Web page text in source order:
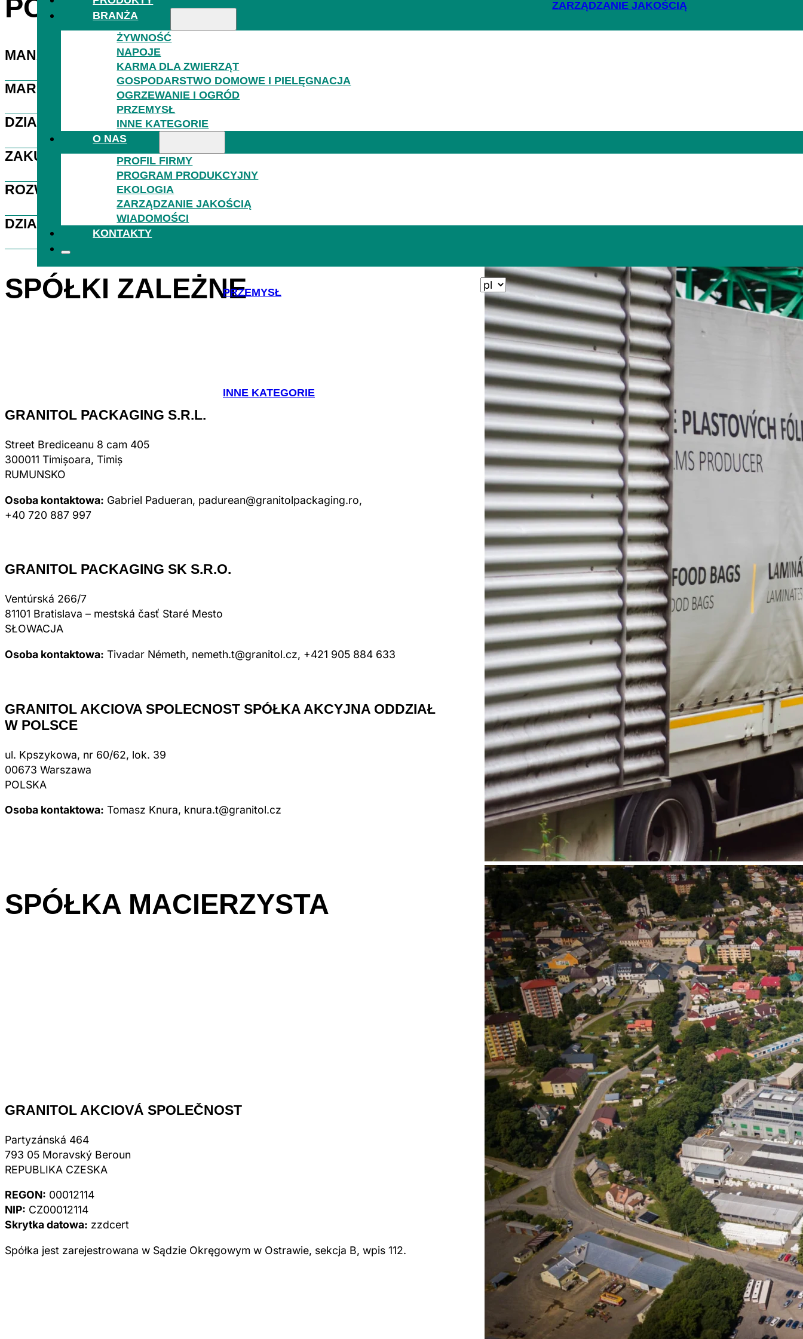
GOSPODARSTWO DOMOWE I PIELĘGNACJA
PRZEMYSŁ
INNE KATEGORIE
ZARZĄDZANIE JAKOŚCIĄ
BRANŻA
ŻYWNOŚĆ
NAPOJE
KARMA DLA ZWIERZĄT
GOSPODARSTWO DOMOWE I PIELĘGNACJA
OGRZEWANIE I OGRÓD
PRZEMYSŁ
INNE KATEGORIE
O NAS
PROFIL FIRMY
PROGRAM PRODUKCYJNY
EKOLOGIA
ZARZĄDZANIE JAKOŚCIĄ
WIADOMOŚCI
KONTAKTY
POZOSTAŁE KONTAKTY
MANAGEMENT FIRMY
MARKETING
DZIAŁ HR
ZAKUPY I LOGISTYKA
ROZWÓJ I JAKOŚĆ
DZIAŁ KSIĘGOWY
SPÓŁKI ZALEŻNE
GRANITOL PACKAGING S.R.L.
Street Brediceanu 8 cam 405
300011 Timișoara, Timiș
RUMUNSKO
Osoba kontaktowa: Gabriel Padueran, padurean@granitolpackaging.ro,
+40 720 887 997
GRANITOL PACKAGING SK S.R.O.
Ventúrská 266/7
81101 Bratislava – mestská časť Staré Mesto
SŁOWACJA
Osoba kontaktowa: Tivadar Németh, nemeth.t@granitol.cz, +421 905 884 633
GRANITOL AKCIOVA SPOLECNOST SPÓŁKA AKCYJNA ODDZIAŁ
W POLSCE
ul. Kpszykowa, nr 60/62, lok. 39
00673 Warszawa
POLSKA
Osoba kontaktowa: Tomasz Knura, knura.t@granitol.cz
SPÓŁKAMACIERZYSTA
GRANITOL AKCIOVÁ SPOLEČNOST
Partyzánská 464
793 05 Moravský Beroun
REPUBLIKA CZESKA
REGON: 00012114
NIP: CZ00012114
Skrytka datowa: zzdcert
Spółka jest zarejestrowana w Sądzie Okręgowym w Ostrawie, sekcja B, wpis 112.